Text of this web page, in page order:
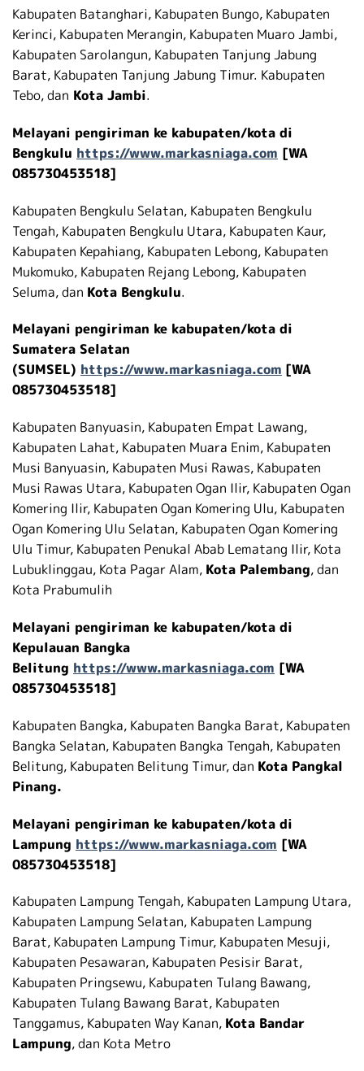
Kabupaten Batanghari, Kabupaten Bungo, Kabupaten
Kerinci, Kabupaten Merangin, Kabupaten Muaro Jambi,
Kabupaten Sarolangun, Kabupaten Tanjung Jabung
Barat, Kabupaten Tanjung Jabung Timur. Kabupaten
Tebo, dan Kota Jambi.
Melayani pengiriman ke kabupaten/kota di
Bengkulu https://www.markasniaga.com [WA
085730453518]
Kabupaten Bengkulu Selatan, Kabupaten Bengkulu
Tengah, Kabupaten Bengkulu Utara, Kabupaten Kaur,
Kabupaten Kepahiang, Kabupaten Lebong, Kabupaten
Mukomuko, Kabupaten Rejang Lebong, Kabupaten
Seluma, dan Kota Bengkulu.
Melayani pengiriman ke kabupaten/kota di
Sumatera Selatan
(SUMSEL) https://www.markasniaga.com [WA
085730453518]
Kabupaten Banyuasin, Kabupaten Empat Lawang,
Kabupaten Lahat, Kabupaten Muara Enim, Kabupaten
Musi Banyuasin, Kabupaten Musi Rawas, Kabupaten
Musi Rawas Utara, Kabupaten Ogan Ilir, Kabupaten Ogan
Komering Ilir, Kabupaten Ogan Komering Ulu, Kabupaten
Ogan Komering Ulu Selatan, Kabupaten Ogan Komering
Ulu Timur, Kabupaten Penukal Abab Lematang Ilir, Kota
Lubuklinggau, Kota Pagar Alam, Kota Palembang, dan
Kota Prabumulih
Melayani pengiriman ke kabupaten/kota di
Kepulauan Bangka
Belitung https://www.markasniaga.com [WA
085730453518]
Kabupaten Bangka, Kabupaten Bangka Barat, Kabupaten
Bangka Selatan, Kabupaten Bangka Tengah, Kabupaten
Belitung, Kabupaten Belitung Timur, dan Kota Pangkal
Pinang.
Melayani pengiriman ke kabupaten/kota di
Lampung https://www.markasniaga.com [WA
085730453518]
Kabupaten Lampung Tengah, Kabupaten Lampung Utara,
Kabupaten Lampung Selatan, Kabupaten Lampung
Barat, Kabupaten Lampung Timur, Kabupaten Mesuji,
Kabupaten Pesawaran, Kabupaten Pesisir Barat,
Kabupaten Pringsewu, Kabupaten Tulang Bawang,
Kabupaten Tulang Bawang Barat, Kabupaten
Tanggamus, Kabupaten Way Kanan, Kota Bandar
Lampung, dan Kota Metro